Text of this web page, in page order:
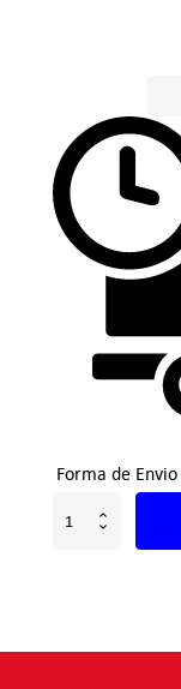
Forma de Envio